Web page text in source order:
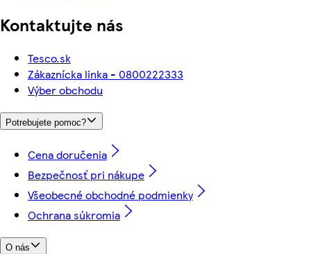
Kontaktujte nás
Tesco.sk
Zákaznícka linka - 0800222333
Výber obchodu
Potrebujete pomoc?
Cena doručenia
Bezpečnosť pri nákupe
Všeobecné obchodné podmienky
Ochrana súkromia
O nás